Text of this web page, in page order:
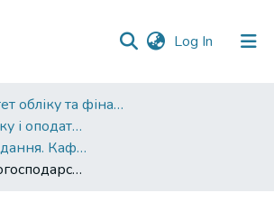
Log In (current)
Факультет обліку та фінансів
Кафедра обліку і оподаткування
Друковані видання. Кафедра обліку і оподаткування
Облік сільськогосподарської діяльності та біологічних активів: актуальні питання теорії та практики